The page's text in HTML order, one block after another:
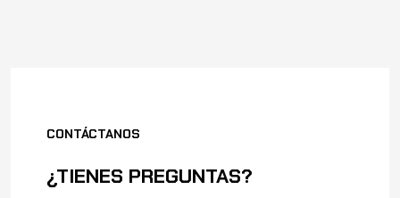
CONTÁCTANOS
¿TIENES PREGUNTAS?